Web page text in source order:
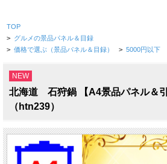
TOP
> グルメの景品パネル＆目録
> 価格で選ぶ（景品パネル＆目録） > 5000円以下
NEW
北海道 石狩鍋 【A4景品パネル＆引
（htn239）